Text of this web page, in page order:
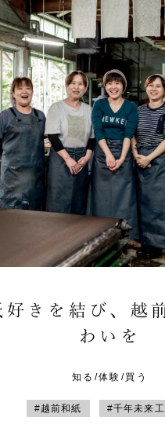
好きを結び、越
わいを
知る/体験/買う
#越前和紙 #千年未来